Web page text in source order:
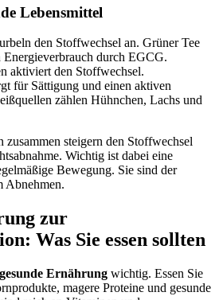
Lebensmittel
den Stoffwechsel an. Grüner Tee
Energieverbrauch durch EGCG.
aktiviert den Stoffwechsel.
für Sättigung und einen aktiven
zählen Hühnchen, Lachs und
zusammen steigern den Stoffwechsel
Wichtig ist dabei eine
Bewegung. Sie sind der
Abnehmen.
zur
Was Sie essen sollten
gesunde Ernährung wichtig. Essen Sie
magere Proteine und gesunde